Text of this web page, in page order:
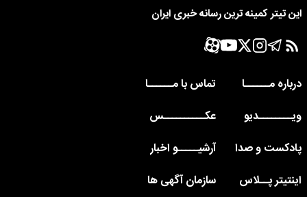
این تیتر کمینه ترین رسانه خبری ایران
درباره مــــــا
تماس با مــــــا
ویــــــــدیو
عکــــــــــس
پادکست و صدا
آرشیـــــو اخبار
اینتیتر پــلاس
سازمان آگهی ها